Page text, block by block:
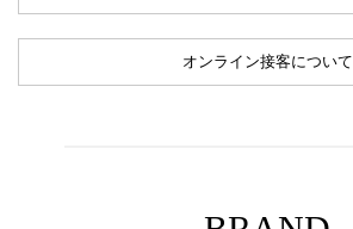
オンライン接客について